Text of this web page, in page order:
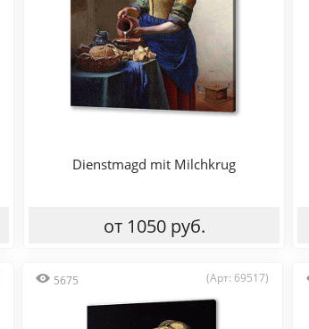
Dienstmagd mit Milchkrug
от 1050 руб.
5675 (Арт: 69517)